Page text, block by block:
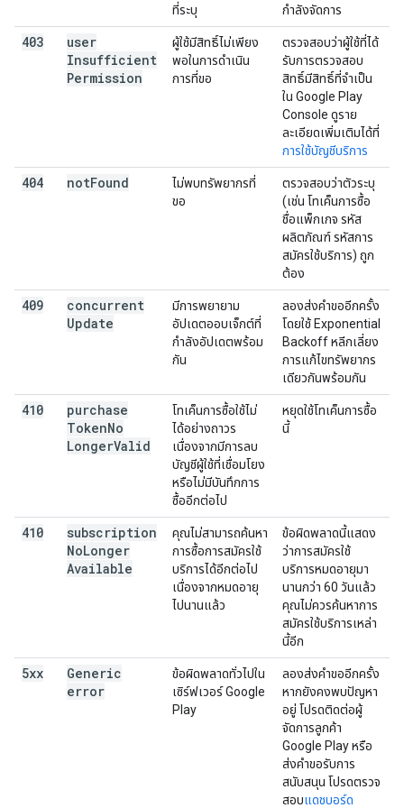
ที่ระบุ
กำลังจัดการ
403
user
Insufficient
Permission
ผู้ใช้มีสิทธิ์ไม่เพียง
พอในการดำเนิน
การที่ขอ
ตรวจสอบว่าผู้ใช้ที่ได้
รับการตรวจสอบ
สิทธิ์มีสิทธิ์ที่จำเป็น
ใน Google Play
Console ดูราย
ละเอียดเพิ่มเติมได้ที่
การใช้บัญชีบริการ
404 notFound
ไม่พบทรัพยากรที่
ขอ
ตรวจสอบว่าตัวระบุ
(เช่น โทเค็นการซื้อ
ชื่อแพ็กเกจ รหัส
ผลิตภัณฑ์ รหัสการ
สมัครใช้บริการ) ถูก
ต้อง
409
concurrent
Update
มีการพยายาม
อัปเดตออบเจ็กต์ที่
กำลังอัปเดตพร้อม
กัน
ลองส่งคำขออีกครั้ง
โดยใช้ Exponential
Backoff หลีกเลี่ยง
การแก้ไขทรัพยากร
เดียวกันพร้อมกัน
410
purchase
TokenNo
LongerValid
โทเค็นการซื้อใช้ไม่
ได้อย่างถาวร
เนื่องจากมีการลบ
บัญชีผู้ใช้ที่เชื่อมโยง
หรือไม่มีบันทึกการ
ซื้ออีกต่อไป
หยุดใช้โทเค็นการซื้อ
นี้
410
subscription
NoLonger
Available
คุณไม่สามารถค้นหา
การซื้อการสมัครใช้
บริการได้อีกต่อไป
เนื่องจากหมดอายุ
ไปนานแล้ว
ข้อผิดพลาดนี้แสดง
ว่าการสมัครใช้
บริการหมดอายุมา
นานกว่า 60 วันแล้ว
คุณไม่ควรค้นหาการ
สมัครใช้บริการเหล่า
นี้อีก
5xx
Generic
error
ข้อผิดพลาดทั่วไปใน
เซิร์ฟเวอร์ Google
Play
ลองส่งคำขออีกครั้ง
หากยังคงพบปัญหา
อยู่ โปรดติดต่อผู้
จัดการลูกค้า
Google Play หรือ
ส่งคำขอรับการ
สนับสนุน โปรดตรวจ
สอบแดชบอร์ด